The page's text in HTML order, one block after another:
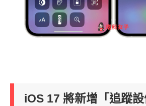
iOS 17 將新增「追蹤